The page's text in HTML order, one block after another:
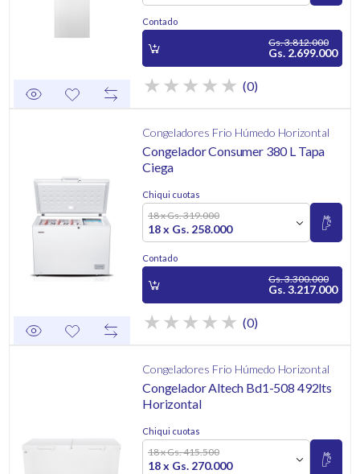
Contado
Gs. 3.812.000
Gs. 2.699.000
(0)
Congeladores Frio Húmedo Horizontal
Congelador Consumer 380 L Tapa
Ciega
Chiqui cuotas
18 x Gs. 319.000
18 x Gs. 258.000
Contado
Gs. 3.300.000
Gs. 3.217.000
(0)
Congeladores Frio Húmedo Horizontal
Congelador Altech Bd1-508 492lts
Horizontal
Chiqui cuotas
18 x Gs. 415.500
18 x Gs. 270.000